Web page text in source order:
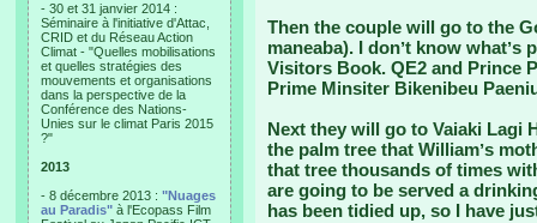
- 30 et 31 janvier 2014 :
Séminaire à l'initiative d'Attac,
CRID et du Réseau Action
Climat - "Quelles mobilisations
et quelles stratégies des
mouvements et organisations
dans la perspective de la
Conférence des Nations-
Unies sur le climat Paris 2015
?"
2013
- 8 décembre 2013 : "Nuages
au Paradis" à l'Ecopass Film
Then the couple will go to the
maneaba). I donʼt know
Visitors Book. QE2 and Prince
Prime Minsiter Bikenibeu
Next they will go to Vaiaki Lagi
the palm tree that Williamʼs
that tree thousands of times
are going to be served a
has been tidied up, so I have